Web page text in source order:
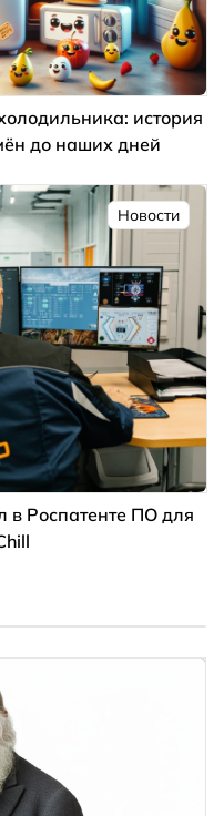
история
до наших дней
Новости
в Роспатенте ПО для